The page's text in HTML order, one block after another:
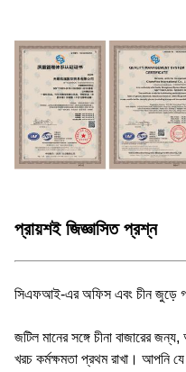
প্রায়শই জিজ্ঞাসিত প্রশ্ন
সিএফআই-এর অফিস এবং চীন জুড়ে
জটিল মানের সঙ্গে চীনা বাজারের
খরচ কর্মক্ষমতা প্রথম রাখা। আপনি